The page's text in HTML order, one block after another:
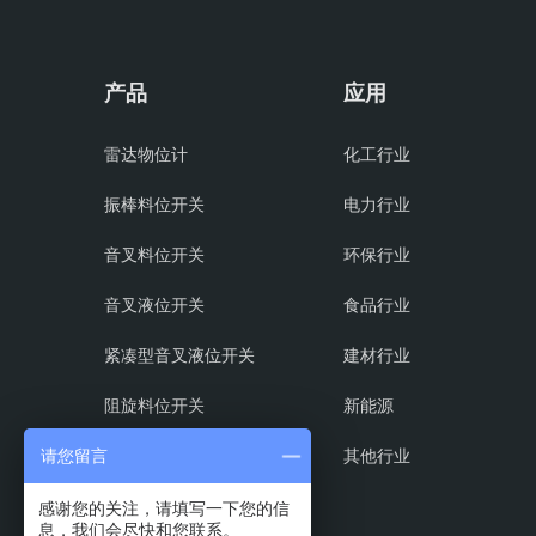
产品
雷达物位计
振棒料位开关
音叉料位开关
音叉液位开关
紧凑型音叉液位开关
阻旋料位开关
射频导纳料位开关
磁翻板液位计
应用
化工行业
电力行业
环保行业
食品行业
建材行业
新能源
其他行业
请您留言
感谢您的关注，请填写一下您的信
息，我们会尽快和您联系。